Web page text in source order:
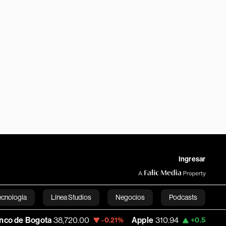
Ingresar
Línea Studios Negocios Podcasts
English-0.21% Apple 310.94 +0.55% USD COP